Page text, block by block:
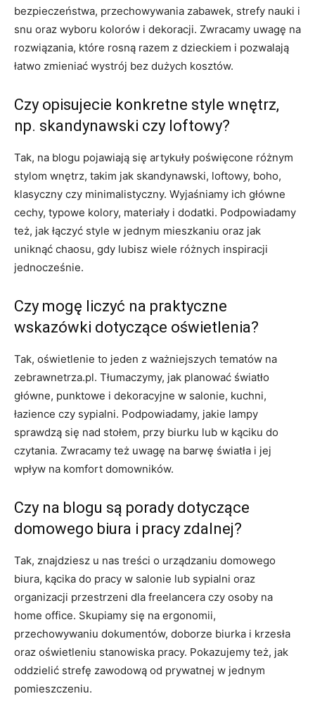
bezpieczeństwa, przechowywania zabawek, strefy nauki i
snu oraz wyboru kolorów i dekoracji. Zwracamy uwagę na
rozwiązania, które rosną razem z dzieckiem i pozwalają
łatwo zmieniać wystrój bez dużych kosztów.
Czy opisujecie konkretne style wnętrz,
np. skandynawski czy loftowy?
Tak, na blogu pojawiają się artykuły poświęcone różnym
stylom wnętrz, takim jak skandynawski, loftowy, boho,
klasyczny czy minimalistyczny. Wyjaśniamy ich główne
cechy, typowe kolory, materiały i dodatki. Podpowiadamy
też, jak łączyć style w jednym mieszkaniu oraz jak
uniknąć chaosu, gdy lubisz wiele różnych inspiracji
jednocześnie.
Czy mogę liczyć na praktyczne
wskazówki dotyczące oświetlenia?
Tak, oświetlenie to jeden z ważniejszych tematów na
zebrawnetrza.pl. Tłumaczymy, jak planować światło
główne, punktowe i dekoracyjne w salonie, kuchni,
łazience czy sypialni. Podpowiadamy, jakie lampy
sprawdzą się nad stołem, przy biurku lub w kąciku do
czytania. Zwracamy też uwagę na barwę światła i jej
wpływ na komfort domowników.
Czy na blogu są porady dotyczące
domowego biura i pracy zdalnej?
Tak, znajdziesz u nas treści o urządzaniu domowego
biura, kącika do pracy w salonie lub sypialni oraz
organizacji przestrzeni dla freelancera czy osoby na
home office. Skupiamy się na ergonomii,
przechowywaniu dokumentów, doborze biurka i krzesła
oraz oświetleniu stanowiska pracy. Pokazujemy też, jak
oddzielić strefę zawodową od prywatnej w jednym
pomieszczeniu.